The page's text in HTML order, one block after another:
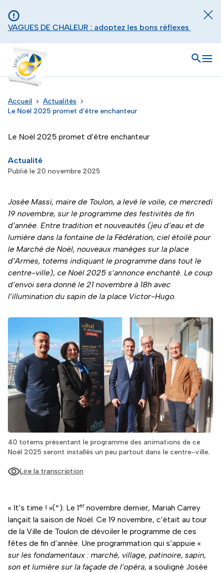
VAGUES DE CHALEUR : adoptez les bons réflexes
Toulon - Port du levant, retour à l'accueil
Ouvrir
Accueil
Actualités
Le Noël 2025 promet d’être enchanteur
Le Noël 2025 promet d’être enchanteur
Actualité
Publié le 20 novembre 2025
Josée Massi, maire de Toulon, a levé le voile, ce mercredi
19 novembre, sur le programme des festivités de fin
d’année. Entre tradition et nouveautés (jeu d’eau et de
lumière dans la fontaine de la Fédération, ciel étoilé pour
le Marché de Noël, nouveaux manèges sur la place
d’Armes, totems indiquant le programme dans tout le
centre-ville), ce Noël 2025 s’annonce enchanté. Le coup
d’envoi sera donné le 21 novembre à 18h avec
l’illumination du sapin de la place Victor-Hugo.
40 totems présentant le programme des animations de ce
Noël 2025 seront installés un peu partout dans le centre-ville.
Lire la transcription
« It’s time ! »(*). Le 1ernovembre dernier, Mariah Carrey
lançait la saison de Noël. Ce 19 novembre, c’était au tour
de la Ville de Toulon de dévoiler le programme de ces
fêtes de fin d’année. Une programmation qui s’appuie «
sur les fondamentaux : marché, village, patinoire, sapin,
son et lumière sur la façade de l’opéra, a souligné Josée